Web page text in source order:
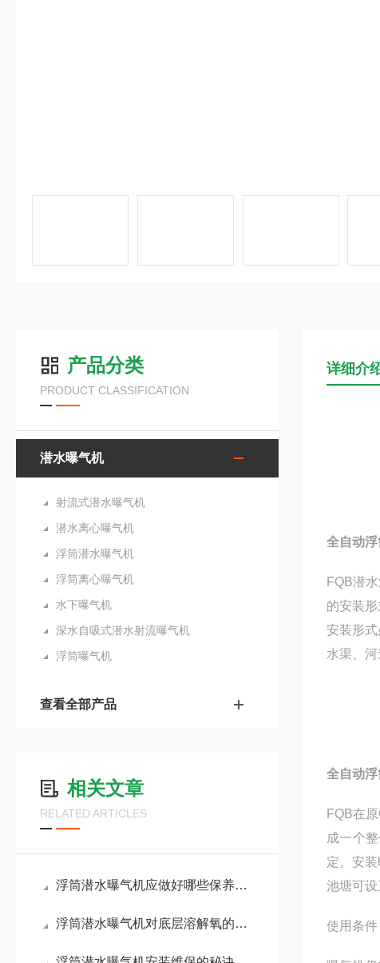
产品分类
PRODUCT CLASSIFICATION
潜水曝气机
射流式潜水曝气机
潜水离心曝气机
浮筒潜水曝气机
浮筒离心曝气机
水下曝气机
深水自吸式潜水射流曝气机
浮筒曝气机
查看全部产品
相关文章
RELATED ARTICLES
浮筒潜水曝气机应做好哪些保养工作？
浮筒潜水曝气机对底层溶解氧的提升作用
详细介
全自动
FQB潜
的安装
安装形
水渠、
全自动
FQB在
成一个
定。安
池塘可
使用条件